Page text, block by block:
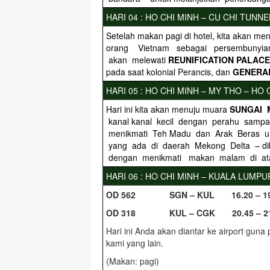
HARI 04 : HO CHI MINH – CU CHI
Setelah makan pagi di hotel, kita akan
orang Vietnam sebagai
akan melewati REUNIFICATION PALACE
pada saat kolonial Perancis, dan
HARI 05 : HO CHI MINH – MY THO – HO
Hari ini kita akan menuju muara SUNGAI
kanal kanal kecil dengan perahu
menikmati Teh Madu dan Arak Beras
yang ada di daerah Mekong Delta –
dengan menikmati makan malam di
HARI 06 : HO CHI MINH – KUALA
OD 562 SGN – KUL 16.20 –
OD 318 KUL – CGK 20.45 –
Hari ini Anda akan diantar ke airport
kami yang lain.
(Makan: pagi)